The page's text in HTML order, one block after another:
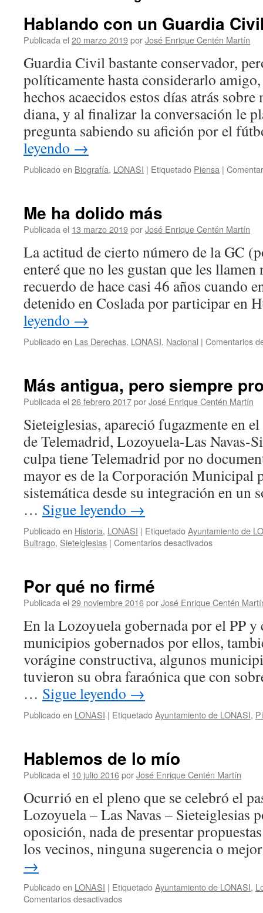
Hablando con un Guardia
Publicada el 20 marzo 2019porJosé Enrique Centén Martín
Guardia Civil bastante conservador,
políticamente hasta considerarlo
hechos acaecidos estos días atrás
diana, y al finalizar la conversación le
pregunta sabiendo su afición por el
leyendo →
Publicado en Biografía, LONASI | Etiquetado Piensa |
Me ha dolido más
Publicada el 13 marzo 2019porJosé Enrique Centén Martín
La actitud de cierto número de la GC
enteré que no les gustan que les
recuerdo de hace casi 46 años cuando
detenido en Coslada por participar en
leyendo →
Publicado en Las Derechas, LONASI, Nacional | Comentarios
Más antigua, pero siempre
Publicada el 26 febrero 2017porJosé Enrique Centén Martín
Sieteiglesias, apareció fugazmente en
de Telemadrid, Lozoyuela-Las Navas-
culpa tiene Telemadrid por no
mayor es de la Corporación Municipal
sistemática desde su integración en un
… Sigue leyendo →
Publicado en Historia, LONASI | EtiquetadoAyuntamiento de
Buitrago, Sieteiglesias | Comentarios desactivadosen
proscrita
Por qué no firmé
Publicada el 29 noviembre 2016porJosé Enrique Centén
En la Lozoyuela gobernada por el PP y
municipios gobernados por ellos,
vorágine constructiva, algunos
tuvieron su obra faraónica que con
… Sigue leyendo →
Publicado en LONASI | EtiquetadoAyuntamiento de LONASI,
Hablemos de lo mío
Publicada el 10 julio 2016porJosé Enrique Centén Martín
Ocurrió en el pleno que se celebró el
Lozoyuela – Las Navas – Sieteiglesias
oposición, nada de presentar
los vecinos, ninguna sugerencia o
→
Publicado en LONASI | EtiquetadoAyuntamiento de LONASI,
Comentarios desactivadosen